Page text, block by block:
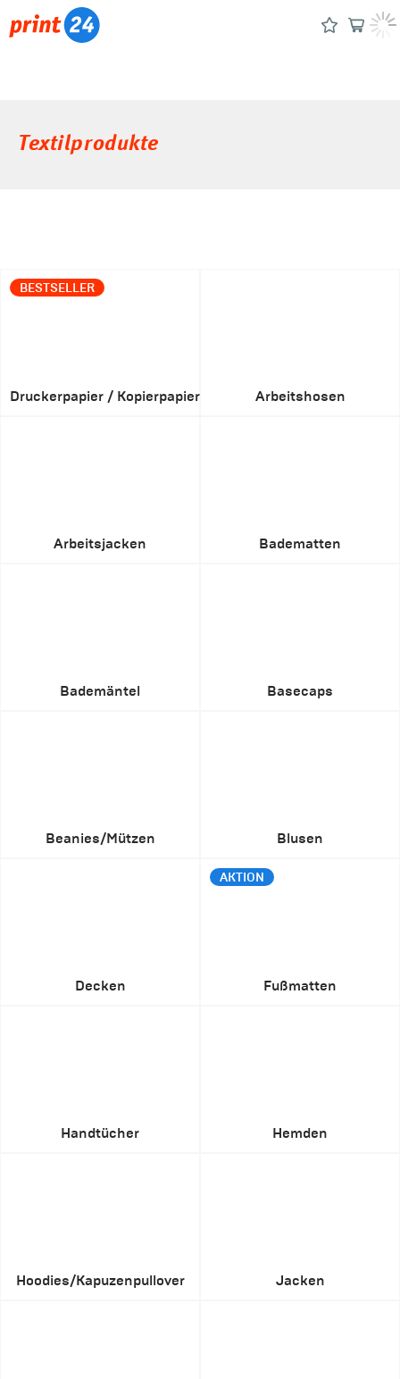
Textilprodukte
BESTSELLER
Druckerpapier / Kopierpapier Arbeitshosen
Arbeitsjacken Badematten
Bademäntel Basecaps
Beanies/Mützen Blusen
Decken
AKTION
Fußmatten
Handtücher Hemden
Hoodies/Kapuzenpullover Jacken